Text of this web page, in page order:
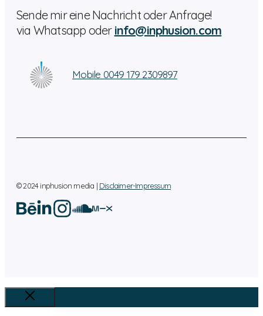
Sende mir eine Nachricht oder Anfrage!
via Whatsapp oder info@inphusion.com
Mobile 0049 179 2309897
© 2024 inphusion media | Disclaimer-Impressum